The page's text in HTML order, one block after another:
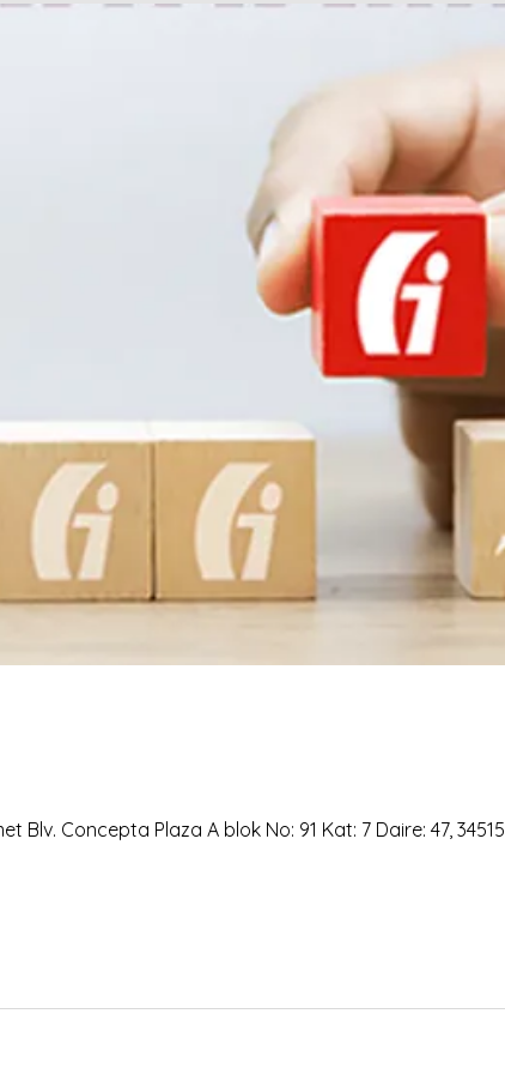
Blv. Concepta Plaza A blok No: 91 Kat: 7 Daire: 47, 34515